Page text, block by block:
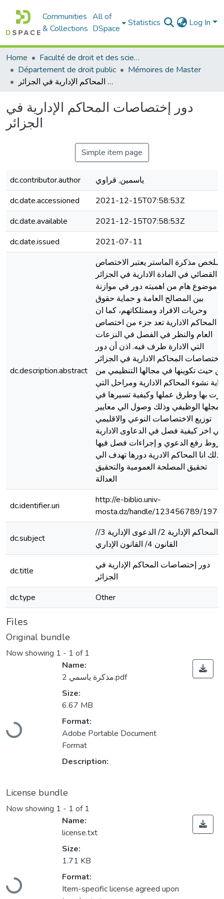
Communities
& Collections
All of
DSpace
Statistics Log In
Home
Faculté de droit et des sciences politiques
Département de droit public
Mémoires de Master
دور إختصاصات المحاكم الإدارية في الجزائر
دور إختصاصات المحاكم الإدارية في
الجزائر
Simple item page
dc.contributor.author
ياسمين, قراوي
dc.date.accessioned
2021-12-15T07:58:53Z
dc.date.available
2021-12-15T07:58:53Z
dc.date.issued
2021-07-11
dc.description.abstract
مذكرة الماستر يعتبر الاختصاص
القضائي في المادة الادارية في الجزائر
موضوع هام من اهميته دور في موازنة
بين المصالح العامة و حماية حقوق
وحريات الافراد وممتلكاتهم، كما ان
المحاكم الادارية تعد جزء من اختصاص
العام والنظر في الفصل في النزعات
التي الادارة طرف فيه. اذن أن دور
اختصاصات المحاكم الادارية في الجزائر
حيث تكوينها في مجالها التنظيمي من
نشوء المحاكم الادارية ومراحل التي
بها وطرق عملها وكيفية تسيرها في
مجلها الوظيفي وذلك وصول الي معايير
توزيع الاختصاصات النوعي والاقليمي
اخر كيفية فصل في الدعاوى الادارية
رفع الدعوي و إجراءات فصل فيها
ذلك انا المحاكم الادرية دورها تهدف الي
تحقيق المصلحة العمومية والتحقيق
العدالة
dc.identifier.uri
http://e-biblio.univ-
mosta.dz/handle/123456789/
dc.subject
/المحاكم الإدارية 2/ الدعوى الإدارية 3/
القانون 4/ القانون الإداري
dc.title
دور إختصاصات المحاكم الإدارية في
الجزائر
dc.type
Other
Files
Original bundle
Now showing 1 - 1 of 1
Loading...
Name:
مذكرة ياسمي 2.pdf
Size:
6.67 MB
Format:
Adobe Portable Document
Format
Description:
License bundle
Now showing 1 - 1 of 1
Loading...
Name:
license.txt
Size:
1.71 KB
Format:
Item-specific license agreed upon